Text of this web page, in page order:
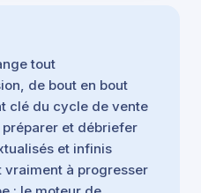
tout
de bout en bout
clé du cycle de vente
préparer et débriefer
et infinis
vraiment à progresser